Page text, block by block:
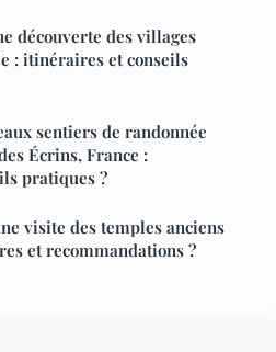
découverte des villages
: itinéraires et conseils
sentiers de randonnée
Écrins, France :
pratiques ?
visite des temples anciens
et recommandations ?